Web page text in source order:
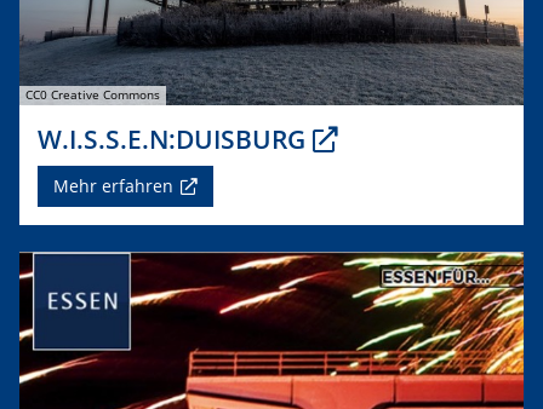
CC0 Creative Commons
W.I.S.S.E.N:DUISBURG
Mehr erfahren